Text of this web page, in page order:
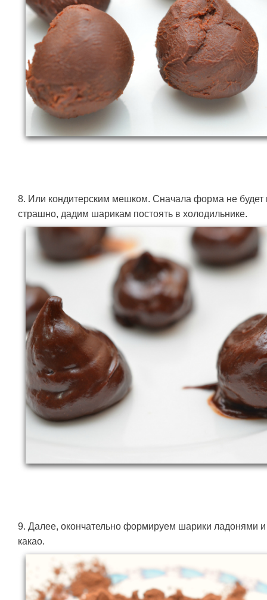
8. Или кондитерским мешком. Сначала форма не будет
страшно, дадим шарикам постоять в холодильнике.
9. Далее, окончательно формируем шарики ладонями
какао.